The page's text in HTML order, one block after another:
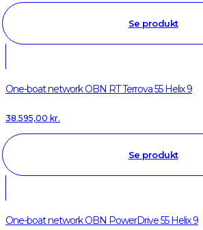
Se produkt
One-boat network OBN RT Terrova 55 Helix 9
38.595,00 kr.
Se produkt
One-boat network OBN PowerDrive 55 Helix 9